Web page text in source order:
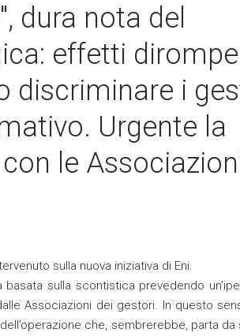
dura nota del
effetti
discriminare i
Urgente la
le
sulla nuova iniziativa di Eni.
sulla scontistica prevedendo
Associazioni dei gestori. In questo
che, sembrerebbe, parta